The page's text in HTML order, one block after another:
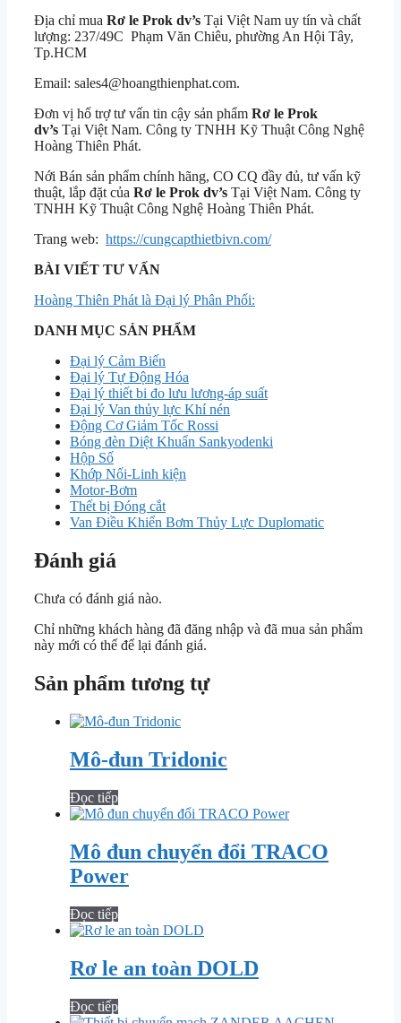
Địa chỉ mua Rơ le Prok dv’s Tại Việt Nam uy tín và chất
lượng: 237/49C Phạm Văn Chiêu, phường An Hội Tây,
Tp.HCM
Email: sales4@hoangthienphat.com.
Đơn vị hổ trợ tư vấn tin cậy sản phẩm Rơ le Prok
dv’s Tại Việt Nam. Công ty TNHH Kỹ Thuật Công Nghệ
Hoàng Thiên Phát.
Nới Bán sản phẩm chính hãng, CO CQ đầy đủ, tư vấn kỹ
thuật, lắp đặt của Rơ le Prok dv’s Tại Việt Nam. Công ty
TNHH Kỹ Thuật Công Nghệ Hoàng Thiên Phát.
Trang web: https://cungcapthietbivn.com/
BÀI VIẾT TƯ VẤN
Hoàng Thiên Phát là Đại lý Phân Phối:
DANH MỤC SẢN PHẨM
Đại lý Cảm Biến
Đại lý Tự Động Hóa
Đại lý thiết bi đo lưu lương-áp suất
Đại lý Van thủy lực Khí nén
Động Cơ Giảm Tốc Rossi
Bóng đèn Diệt Khuẩn Sankyodenki
Hộp Số
Khớp Nối-Linh kiện
Motor-Bơm
Thết bị Đóng cắt
Van Điều Khiển Bơm Thủy Lực Duplomatic
Đánh giá
Chưa có đánh giá nào.
Chỉ những khách hàng đã đăng nhập và đã mua sản phẩm
này mới có thể để lại đánh giá.
Sản phẩm tương tự
Mô-đun Tridonic
Đọc tiếp
Mô đun chuyển đổi TRACO
Power
Đọc tiếp
Rơ le an toàn DOLD
Đọc tiếp